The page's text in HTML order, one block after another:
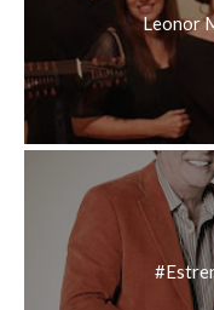
Leonor